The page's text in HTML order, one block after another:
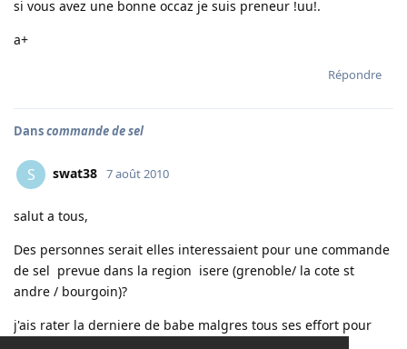
si vous avez une bonne occaz je suis preneur !uu!.
a+
Répondre
Danscommande de sel
S swat38 7 août 2010
salut a tous,
Des personnes serait elles interessaient pour une commande
de sel prevue dans la region isere (grenoble/ la cote st
andre / bourgoin)?
j'ais rater la derniere de babe malgres tous ses effort pour